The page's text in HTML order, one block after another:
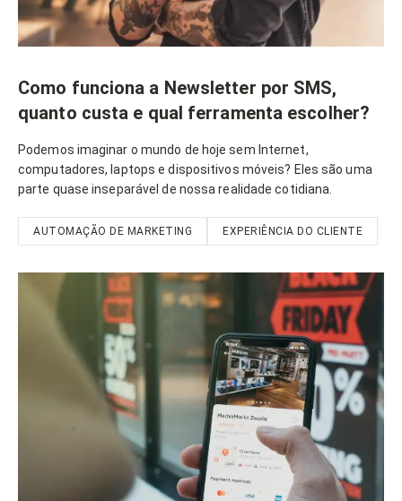
Como funciona a Newsletter por SMS,
quanto custa e qual ferramenta escolher?
Podemos imaginar o mundo de hoje sem Internet,
computadores, laptops e dispositivos móveis? Eles são uma
parte quase inseparável de nossa realidade cotidiana.
AUTOMAÇÃO DE MARKETING EXPERIÊNCIA DO CLIENTE